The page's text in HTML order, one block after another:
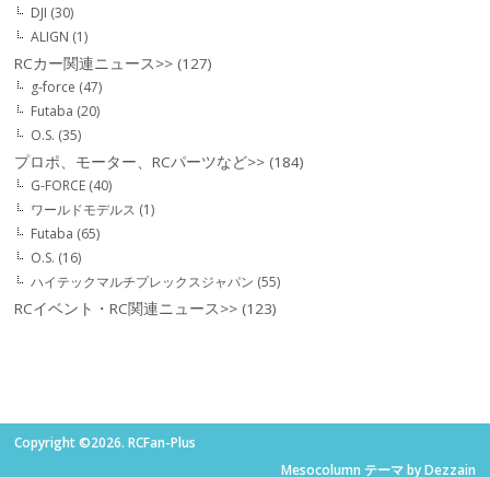
DJI (30)
ALIGN (1)
RCカー関連ニュース>> (127)
g-force (47)
Futaba (20)
O.S. (35)
プロポ、モーター、RCパーツなど>> (184)
G-FORCE (40)
ワールドモデルス (1)
Futaba (65)
O.S. (16)
ハイテックマルチプレックスジャパン (55)
RCイベント・RC関連ニュース>> (123)
Copyright ©2026. RCFan-Plus
Mesocolumn テーマ by Dezzain